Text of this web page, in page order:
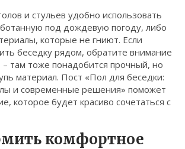
и стульев удобно использовать
под дождевую погоду, либо
которые не гниют. Если
беседку рядом, обратите внимание
– там тоже понадобится прочный, но
материал. Пост «Пол для беседки:
и современные решения» поможет
которое будет красиво сочетаться с
комфортное